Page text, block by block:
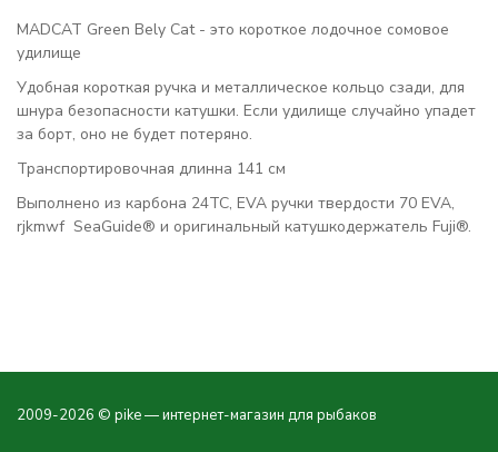
MADCAT Green Bely Cat - это короткое лодочное сомовое
удилище
Удобная короткая ручка и металлическое кольцо сзади, для
шнура безопасности катушки. Если удилище случайно упадет
за борт, оно не будет потеряно.
Транспортировочная длинна 141 см
Выполнено из карбона 24TC, EVA ручки твердости 70 EVA,
rjkmwf SeaGuide® и оригинальный катушкодержатель Fuji®.
2009-2026 © pike — интернет-магазин для рыбаков